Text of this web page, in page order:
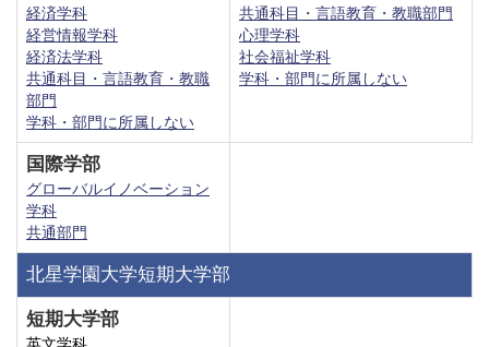
経済学科
経営情報学科
経済法学科
共通科目・言語教育・教職
部門
学科・部門に所属しない
共通科目・言語教育・教職部門
心理学科
社会福祉学科
学科・部門に所属しない
国際学部
グローバルイノベーション
学科
共通部門
北星学園大学短期大学部
短期大学部